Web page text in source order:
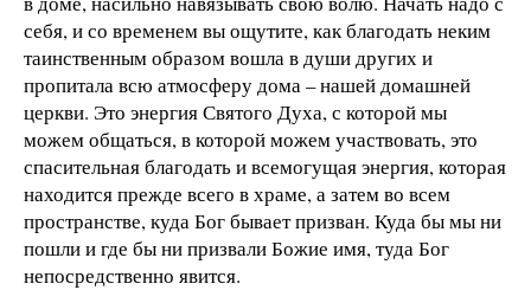
себя, и со временем вы ощутите, как благодать неким
таинственным образом вошла в души других и
пропитала всю атмосферу дома – нашей домашней
церкви. Это энергия Святого Духа, с которой мы
можем общаться, в которой можем участвовать, это
спасительная благодать и всемогущая энергия, которая
находится прежде всего в храме, а затем во всем
пространстве, куда Бог бывает призван. Куда бы мы ни
пошли и где бы ни призвали Божие имя, туда Бог
непосредственно явится.